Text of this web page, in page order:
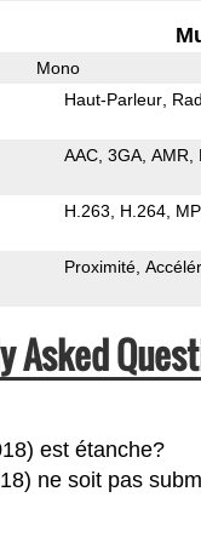
Mono
Haut-Parleur
AAC 3GA AMR
H.263 H.264
Proximité
Asked
est étanche?
ne soit pas